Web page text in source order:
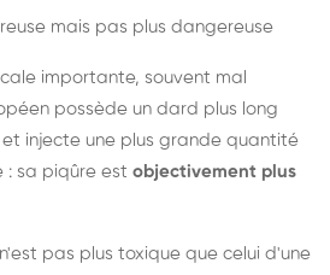
mais pas plus dangereuse
importante, souvent mal
possède un dard plus long
injecte une plus grande quantité
: sa piqûre est objectivement plus
pas plus toxique que celui d'une